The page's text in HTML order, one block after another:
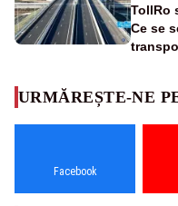
TollRo
Ce se
URMĂREȘTE-NE
Facebook